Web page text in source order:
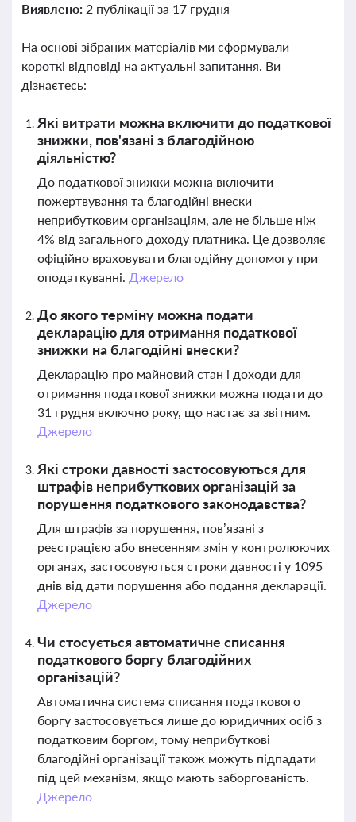
Виявлено: 2 публікації за 17 грудня
На основі зібраних матеріалів ми сформували
короткі відповіді на актуальні запитання. Ви
дізнаєтесь:
Які витрати можна включити до податкової
знижки, пов'язані з благодійною
діяльністю?
До податкової знижки можна включити
пожертвування та благодійні внески
неприбутковим організаціям, але не більше ніж
4% від загального доходу платника. Це дозволяє
офіційно враховувати благодійну допомогу при
оподаткуванні. Джерело
До якого терміну можна подати
декларацію для отримання податкової
знижки на благодійні внески?
Декларацію про майновий стан і доходи для
отримання податкової знижки можна подати до
31 грудня включно року, що настає за звітним.
Джерело
Які строки давності застосовуються для
штрафів неприбуткових організацій за
порушення податкового законодавства?
Для штрафів за порушення, пов’язані з
реєстрацією або внесенням змін у контролюючих
органах, застосовуються строки давності у 1095
днів від дати порушення або подання декларації.
Джерело
Чи стосується автоматичне списання
податкового боргу благодійних
організацій?
Автоматична система списання податкового
боргу застосовується лише до юридичних осіб з
податковим боргом, тому неприбуткові
благодійні організації також можуть підпадати
під цей механізм, якщо мають заборгованість.
Джерело